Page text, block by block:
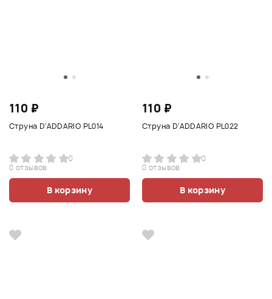
110 ₽
Струна D'ADDARIO PL014
0
0 отзывов
В корзину
110 ₽
Струна D'ADDARIO PL022
0
0 отзывов
В корзину